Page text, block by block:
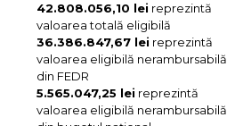
42.808.056,10 lei reprezintă
valoarea totală eligibilă
36.386.847,67 lei reprezintă
valoarea eligibilă nerambursabilă
din FEDR
5.565.047,25 lei reprezintă
valoarea eligibilă nerambursabilă